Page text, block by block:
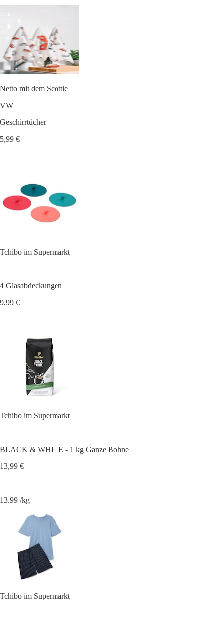
Netto mit dem Scottie
VW
Geschirrtücher
5,99 €
Tchibo im Supermarkt
4 Glasabdeckungen
9,99 €
Tchibo im Supermarkt
BLACK & WHITE - 1 kg Ganze Bohne
13,99 €
13.99 /kg
Tchibo im Supermarkt